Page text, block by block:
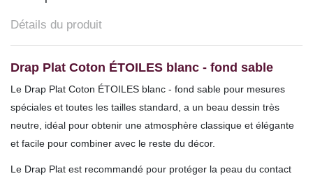
Détails du produit
Drap Plat Coton ÉTOILES blanc - fond sable
Le Drap Plat Coton ÉTOILES blanc - fond sable pour mesures
spéciales et toutes les tailles standard, a un beau dessin très
neutre, idéal pour obtenir une atmosphère classique et élégante
et facile pour combiner avec le reste du décor.
Le Drap Plat est recommandé pour protéger la peau du contact